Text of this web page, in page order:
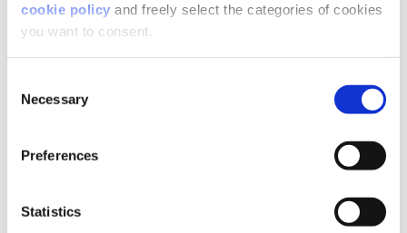
cookie policy and freely select the categories of cookies
you want to consent.
Selection
Necessary
Preferences
Statistics
L’autonarrazione fa
emergere emozioni e
competenze
“Dalla combinazione di Big e Small data nascono i
, che permettono di progettare piani di
potenziale di ogni individuo”, spiega
Martina